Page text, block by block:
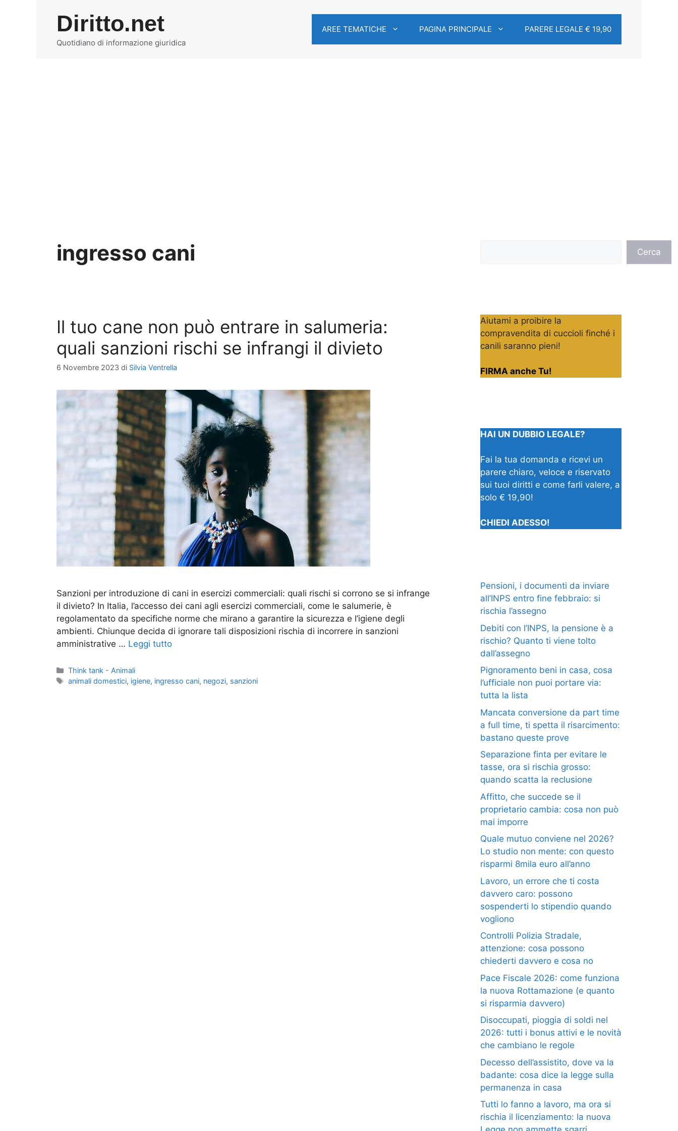
Diritto.net
Quotidiano di informazione giuridica
AREE TEMATICHE PAGINA PRINCIPALE PARERE LEGALE € 19,90
ingresso cani
Il tuo cane non può entrare in salumeria:
quali sanzioni rischi se infrangi il divieto
6 Novembre 2023 di Silvia Ventrella
Sanzioni per introduzione di cani in esercizi commerciali: quali rischi si corrono se si infrange
il divieto? In Italia, l’accesso dei cani agli esercizi commerciali, come le salumerie, è
regolamentato da specifiche norme che mirano a garantire la sicurezza e l’igiene degli
ambienti. Chiunque decida di ignorare tali disposizioni rischia di incorrere in sanzioni
amministrative … Leggi tutto
Categorie
Think tank - Animali
Tag
animali domestici, igiene, ingresso cani, negozi, sanzioni
Cerca
Aiutami a proibire la
compravendita di cuccioli finché i
canili saranno pieni!
FIRMA anche Tu!
HAI UN DUBBIO LEGALE?
Fai la tua domanda e ricevi un
parere chiaro, veloce e riservato
sui tuoi diritti e come farli valere, a
solo € 19,90!
CHIEDI ADESSO!
Pensioni, i documenti da inviare
all’INPS entro fine febbraio: si
rischia l’assegno
Debiti con l’INPS, la pensione è a
rischio? Quanto ti viene tolto
dall’assegno
Pignoramento beni in casa, cosa
l’ufficiale non puoi portare via:
tutta la lista
Mancata conversione da part time
a full time, ti spetta il risarcimento:
bastano queste prove
Separazione finta per evitare le
tasse, ora si rischia grosso:
quando scatta la reclusione
Affitto, che succede se il
proprietario cambia: cosa non può
mai imporre
Quale mutuo conviene nel 2026?
Lo studio non mente: con questo
risparmi 8mila euro all’anno
Lavoro, un errore che ti costa
davvero caro: possono
sospenderti lo stipendio quando
vogliono
Controlli Polizia Stradale,
attenzione: cosa possono
chiederti davvero e cosa no
Pace Fiscale 2026: come funziona
la nuova Rottamazione (e quanto
si risparmia davvero)
Disoccupati, pioggia di soldi nel
2026: tutti i bonus attivi e le novità
che cambiano le regole
Decesso dell’assistito, dove va la
badante: cosa dice la legge sulla
permanenza in casa
Tutti lo fanno a lavoro, ma ora si
rischia il licenziamento: la nuova